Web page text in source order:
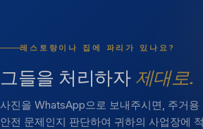
레스토랑이나 집에 파리가 있나요?
그들을 처리하자 제대로.
사진을 WhatsApp으로 보내주시면, 주거용
안전 문제인지 판단하여 귀하의 사업장에